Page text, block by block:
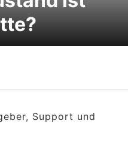
Support und